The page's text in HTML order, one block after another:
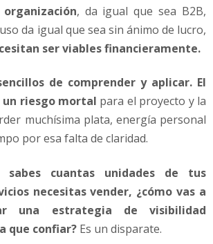
, da igual que sea B2B,
da igual que sea sin ánimo de lucro,
ser viables financieramente.
de comprender y aplicar. El
riesgo mortal para el proyecto y la
muchísima plata, energía personal
por esa falta de claridad.
cuantas unidades de tus
necesitas vender, ¿cómo vas a
una estrategia de visibilidad
que confiar? Es un disparate.